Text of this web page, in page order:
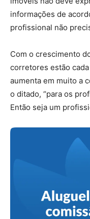
informações de
profissional não
Com o crescimento
corretores estão
aumenta em muito a
o ditado, “para os
Então seja um